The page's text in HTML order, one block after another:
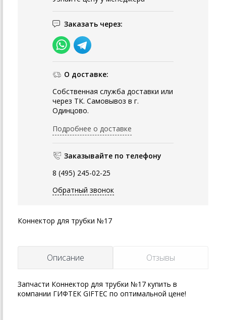
Заказать через:
О доставке:
Собственная служба доставки или
через ТК. Самовывоз в г.
Одинцово.
Подробнее о доставке
Заказывайте по телефону
8 (495) 245-02-25
Обратный звонок
Коннектор для трубки №17
Описание Отзывы
Запчасти Коннектор для трубки №17 купить в
компании ГИФТЕК GIFTEC по оптимальной цене!